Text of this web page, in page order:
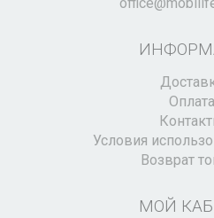
Оплата
Условия
Возврат
МОЙ